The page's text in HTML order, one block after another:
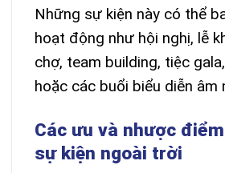
Những sự kiện này có thể
hoạt động như hội nghị, lễ
chợ, team building, tiệc
hoặc các buổi biểu diễn âm
Các ưu và nhược
sự kiện ngoài trời